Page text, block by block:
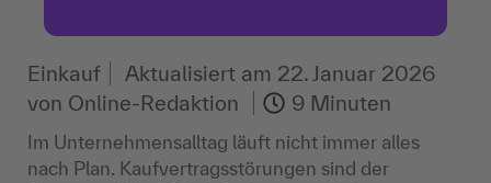
Einkauf Aktualisiert am 22. Januar 2026
von Online-Redaktion 9 Minuten
Im Unternehmensalltag läuft nicht immer alles
nach Plan. Kaufvertragsstörungen sind der